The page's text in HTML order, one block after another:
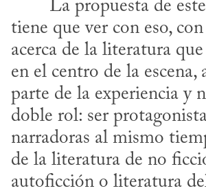
tiene que ver con eso,
acerca de la literatura
en el centro de la escena,
parte de la experiencia y
doble rol: ser
narradoras al mismo
de la literatura de no
autoficción o literatura